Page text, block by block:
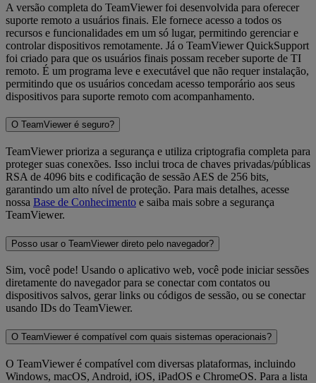
A versão completa do TeamViewer foi desenvolvida para oferecer
suporte remoto a usuários finais. Ele fornece acesso a todos os
recursos e funcionalidades em um só lugar, permitindo gerenciar e
controlar dispositivos remotamente. Já o TeamViewer QuickSupport
foi criado para que os usuários finais possam receber suporte de TI
remoto. É um programa leve e executável que não requer instalação,
permitindo que os usuários concedam acesso temporário aos seus
dispositivos para suporte remoto com acompanhamento.
O TeamViewer é seguro?
TeamViewer prioriza a segurança e utiliza criptografia completa para
proteger suas conexões. Isso inclui troca de chaves privadas/públicas
RSA de 4096 bits e codificação de sessão AES de 256 bits,
garantindo um alto nível de proteção. Para mais detalhes, acesse
nossa Base de Conhecimento e saiba mais sobre a segurança
TeamViewer.
Posso usar o TeamViewer direto pelo navegador?
Sim, você pode! Usando o aplicativo web, você pode iniciar sessões
diretamente do navegador para se conectar com contatos ou
dispositivos salvos, gerar links ou códigos de sessão, ou se conectar
usando IDs do TeamViewer.
O TeamViewer é compatível com quais sistemas operacionais?
O TeamViewer é compatível com diversas plataformas, incluindo
Windows, macOS, Android, iOS, iPadOS e ChromeOS. Para a lista